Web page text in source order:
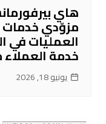
هاي
مزوّدي خدمات
العمليات في
خدمة
يونيو 18, 2026